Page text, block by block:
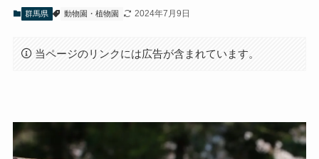
群馬県 動物園・植物園 2024年7月9日
当ページのリンクには広告が含まれています。